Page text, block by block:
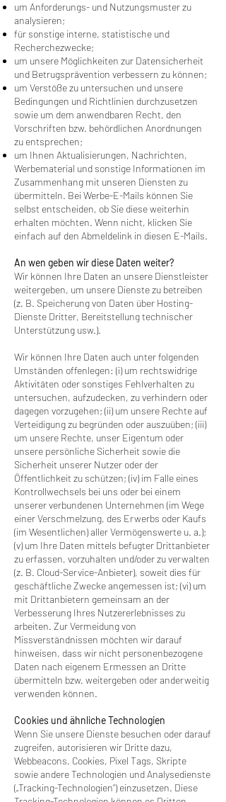
um Anforderungs- und Nutzungsmuster zu
analysieren;
für sonstige interne, statistische und
Recherchezwecke;
um unsere Möglichkeiten zur Datensicherheit
und Betrugsprävention verbessern zu können;
um Verstöße zu untersuchen und unsere
Bedingungen und Richtlinien durchzusetzen
sowie um dem anwendbaren Recht, den
Vorschriften bzw. behördlichen Anordnungen
zu entsprechen;
um Ihnen Aktualisierungen, Nachrichten,
Werbematerial und sonstige Informationen im
Zusammenhang mit unseren Diensten zu
übermitteln. Bei Werbe-E-Mails können Sie
selbst entscheiden, ob Sie diese weiterhin
erhalten möchten. Wenn nicht, klicken Sie
einfach auf den Abmeldelink in diesen E-Mails.
An wen geben wir diese Daten weiter?
Wir können Ihre Daten an unsere Dienstleister
weitergeben, um unsere Dienste zu betreiben
(z. B. Speicherung von Daten über Hosting-
Dienste Dritter, Bereitstellung technischer
Unterstützung usw.).
Wir können Ihre Daten auch unter folgenden
Umständen offenlegen: (i) um rechtswidrige
Aktivitäten oder sonstiges Fehlverhalten zu
untersuchen, aufzudecken, zu verhindern oder
dagegen vorzugehen; (ii) um unsere Rechte auf
Verteidigung zu begründen oder auszuüben; (iii)
um unsere Rechte, unser Eigentum oder
unsere persönliche Sicherheit sowie die
Sicherheit unserer Nutzer oder der
Öffentlichkeit zu schützen; (iv) im Falle eines
Kontrollwechsels bei uns oder bei einem
unserer verbundenen Unternehmen (im Wege
einer Verschmelzung, des Erwerbs oder Kaufs
(im Wesentlichen) aller Vermögenswerte u. a.);
(v) um Ihre Daten mittels befugter Drittanbieter
zu erfassen, vorzuhalten und/oder zu verwalten
(z. B. Cloud-Service-Anbieter), soweit dies für
geschäftliche Zwecke angemessen ist; (vi) um
mit Drittanbietern gemeinsam an der
Verbesserung Ihres Nutzererlebnisses zu
arbeiten. Zur Vermeidung von
Missverständnissen möchten wir darauf
hinweisen, dass wir nicht personenbezogene
Daten nach eigenem Ermessen an Dritte
übermitteln bzw. weitergeben oder anderweitig
verwenden können.
Cookies und ähnliche Technologien
Wenn Sie unsere Dienste besuchen oder darauf
zugreifen, autorisieren wir Dritte dazu,
Webbeacons, Cookies, Pixel Tags, Skripte
sowie andere Technologien und Analysedienste
(„Tracking-Technologien“) einzusetzen. Diese